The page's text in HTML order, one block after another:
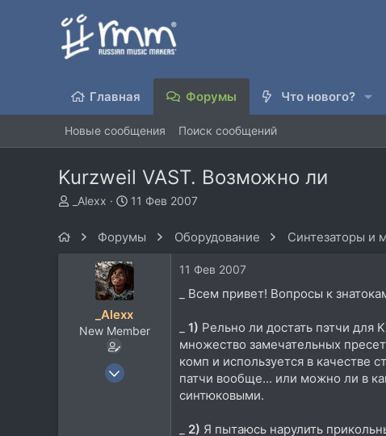
Главная Форумы Что нового?
Новые сообщения Поиск сообщений
Kurzweil VAST. Возможно ли
А_Alexx
Д
а
н
ч
л
а
11 Фев 2007
Форумы Оборудование Синтезаторы и
_Alexx
New Member
21 Дек 2005
11 Фев 2007
_ Всем привет! Вопросы к
1) Рельно ли достать пэтчи для
множество замечательных
комп и используется в качестве
патчи вообще... или можно ли в
синтюковыми.
2) Я пытаюсь нарулить